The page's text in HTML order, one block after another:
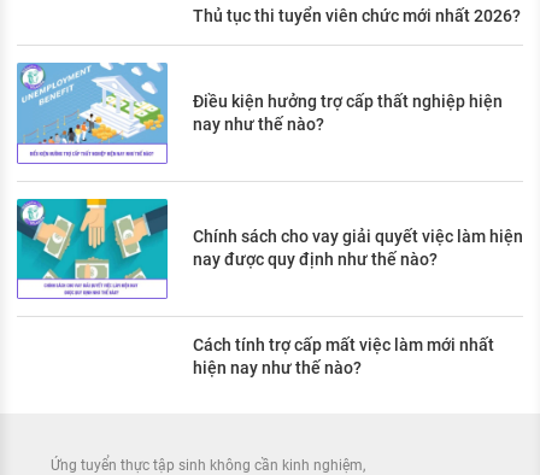
Thủ tục thi tuyển viên chức mới nhất 2026?
Điều kiện hưởng trợ cấp thất nghiệp hiện
nay như thế nào?
Chính sách cho vay giải quyết việc làm hiện
nay được quy định như thế nào?
Cách tính trợ cấp mất việc làm mới nhất
hiện nay như thế nào?
Ứng tuyển thực tập sinh không cần kinh nghiệm